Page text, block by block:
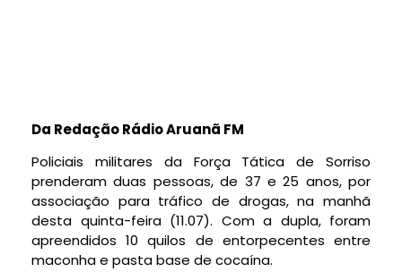
Da Redação Rádio Aruanã FM
Policiais militares da Força Tática de Sorriso
prenderam duas pessoas, de 37 e 25 anos, por
associação para tráfico de drogas, na manhã
desta quinta-feira (11.07). Com a dupla, foram
apreendidos 10 quilos de entorpecentes entre
maconha e pasta base de cocaína.